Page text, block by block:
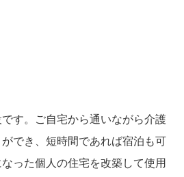
す。ご自宅から通いながら介護
でき、短時間であれば宿泊も可
った個人の住宅を改築して使用